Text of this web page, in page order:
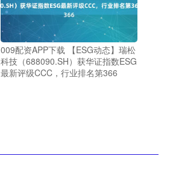
009配资APP下载 【ESG动态】瑞松
科技（688090.SH）获华证指数ESG
最新评级CCC，行业排名第366